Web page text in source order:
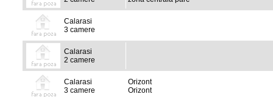
Calarasi
3 camere
Calarasi
2 camere
Calarasi
3 camere
Orizont
Orizont